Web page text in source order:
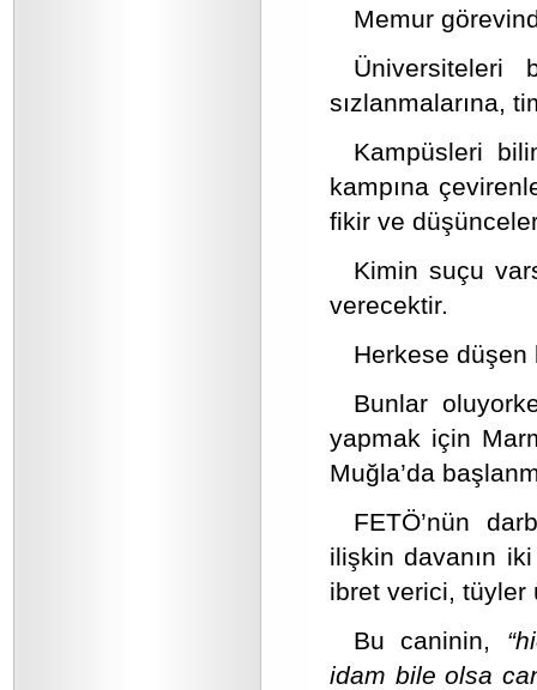
Memur
Üniversiteleri
sızlanmalarına,
Kampüsleri
kampına
fikir ve
Kimin suçu
verecektir.
Herkese düşen
Bunlar
yapmak için
Muğla’da
FETÖ’nün
ilişkin davanın
ibret verici, tüyler
Bu caninin,
idam bile olsa